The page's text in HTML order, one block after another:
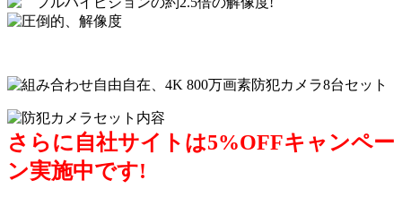
さらに自社サイトは5%OFFキャンペー
ン実施中です!